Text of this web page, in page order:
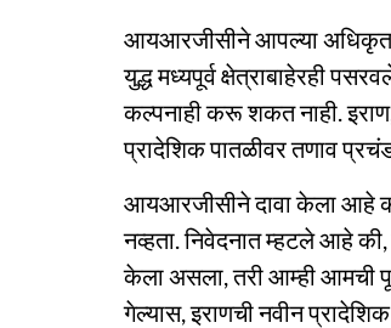
आयआरजीसीने आपल्या अधिकृत
युद्ध मध्यपूर्व क्षेत्राबाहेरही
कल्पनाही करू शकत नाही.
प्रादेशिक पातळीवर तणाव
आयआरजीसीने दावा केला आहे की,
नव्हता. निवेदनात म्हटले आहे की,
केला असला, तरी आम्ही आमची
गेल्यास, इराणची नवीन